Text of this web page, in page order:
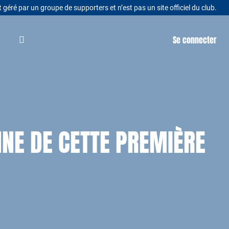
géré par un groupe de supporters et n’est pas un site officiel du club.
Se connecter
DE CETTE PREMIÈRE